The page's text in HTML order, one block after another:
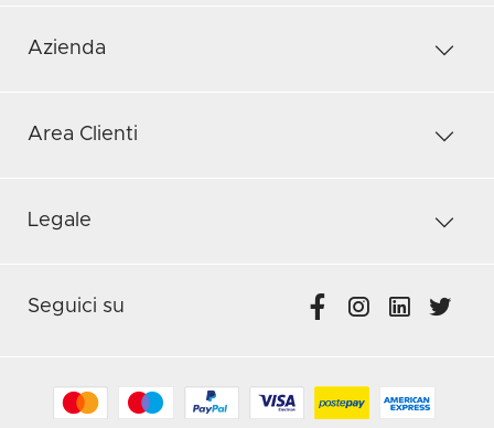
Azienda
Area Clienti
Legale
Seguici su